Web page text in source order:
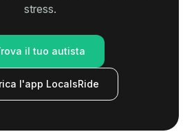
stress.
il tuo autista
l'app LocalsRide